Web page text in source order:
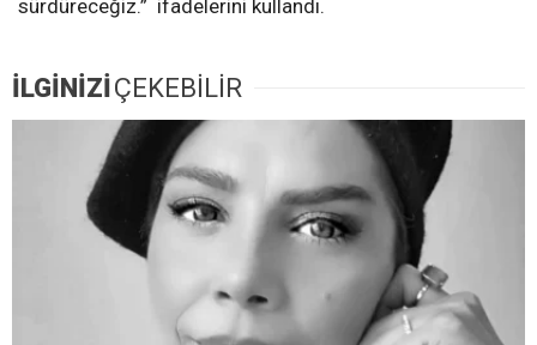
sürdüreceğiz.” ifadelerini kullandı.
İLGİNİZİÇEKEBİLİR